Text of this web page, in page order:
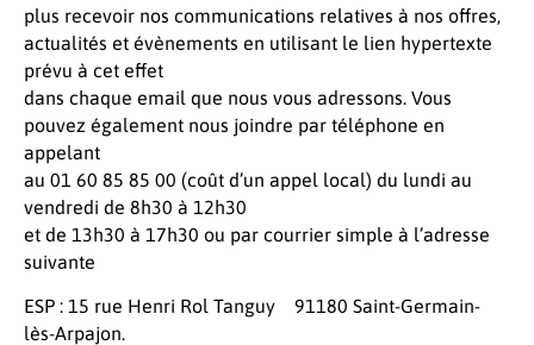
plus recevoir nos communications relatives à nos offres,
actualités et évènements en utilisant le lien hypertexte
prévu à cet effet
dans chaque email que nous vous adressons. Vous
pouvez également nous joindre par téléphone en
appelant
au 01 60 85 85 00 (coût d’un appel local) du lundi au
vendredi de 8h30 à 12h30
et de 13h30 à 17h30 ou par courrier simple à l’adresse
suivante
ESP : 15 rue Henri Rol Tanguy 91180 Saint-Germain-
lès-Arpajon.